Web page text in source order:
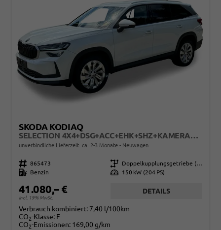
SKODA KODIAQ
SELECTION 4X4+DSG+ACC+EHK+SHZ+KAMERA+17" ALU
unverbindliche Lieferzeit: ca. 2-3 Monate Neuwagen
Fahrzeugnr. 865473 Getriebe
Doppelkupplungsgetriebe (DSG)
Kraftstoff
Benzin Leistung 150 kW (204 PS)
41.080,– €
incl. 19% MwSt.
DETAILS
Verbrauch kombiniert: 7,40 l/100km
CO2-Klasse: F
CO2-Emissionen: 169,00 g/km